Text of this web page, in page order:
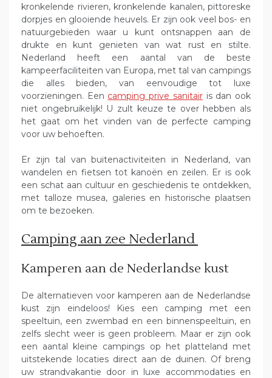
kronkelende rivieren, kronkelende kanalen, pittoreske
dorpjes en glooiende heuvels. Er zijn ook veel bos- en
natuurgebieden waar u kunt ontsnappen aan de
drukte en kunt genieten van wat rust en stilte.
Nederland heeft een aantal van de beste
kampeerfaciliteiten van Europa, met tal van campings
die alles bieden, van eenvoudige tot luxe
voorzieningen. Een camping prive sanitairis dan ook
niet ongebruikelijk! U zult keuze te over hebben als
het gaat om het vinden van de perfecte camping
voor uw behoeften.
Er zijn tal van buitenactiviteiten in Nederland, van
wandelen en fietsen tot kanoën en zeilen. Er is ook
een schat aan cultuur en geschiedenis te ontdekken,
met talloze musea, galeries en historische plaatsen
om te bezoeken.
Camping aan zee Nederland
Kamperen aan de Nederlandse kust
De alternatieven voor kamperen aan de Nederlandse
kust zijn eindeloos! Kies een camping met een
speeltuin, een zwembad en een binnenspeeltuin, en
zelfs slecht weer is geen probleem. Maar er zijn ook
een aantal kleine campings op het platteland met
uitstekende locaties direct aan de duinen. Of breng
uw strandvakantie door in luxe accommodaties en